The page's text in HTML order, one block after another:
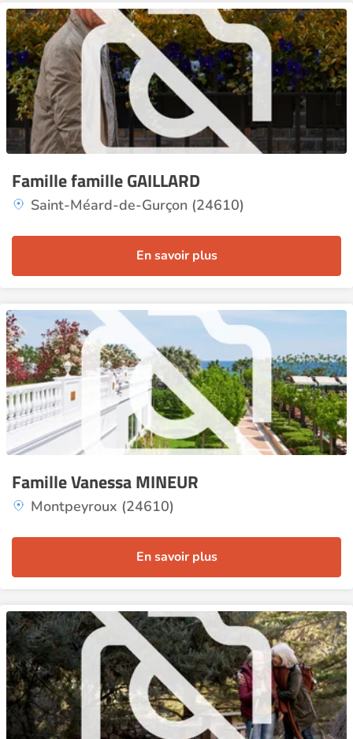
Famille famille GAILLARD
Saint-Méard-de-Gurçon (24610)
En savoir plus
Famille Vanessa MINEUR
Montpeyroux (24610)
En savoir plus